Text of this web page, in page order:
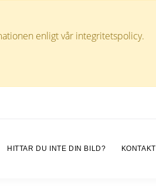
enligt vår integritetspolicy.
HITTAR DU INTE DIN BILD? KONTAKT